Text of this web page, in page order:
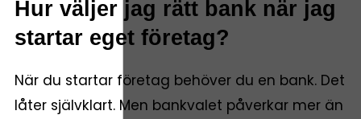
Hur väljer jag rätt bank när jag
startar eget företag?
När du startar företag behöver du en bank. Det
låter självklart. Men bankvalet påverkar mer än